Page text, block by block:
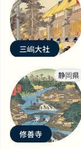
三嶋大社
静岡県
修善寺